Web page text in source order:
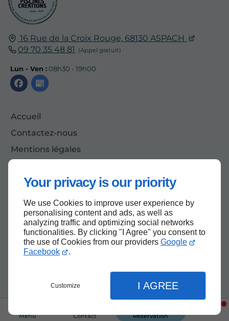
Your privacy is our priority
We use Cookies to improve user experience by
personalising content and ads, as well as
analyzing traffic and optimizing social networks
functionalities. By clicking "I Agree" you consent to
the use of Cookies from our providers Google
Facebook
.
Customize I AGREE
Menu Contact Réservation
16 Rue de la Croix Rouge, 68130 ASPACH
09 70 35 48 81
Lun - Ven :08h30 - 19h00
Accueil
Contactez-nous
Mentions légales
Haut de page